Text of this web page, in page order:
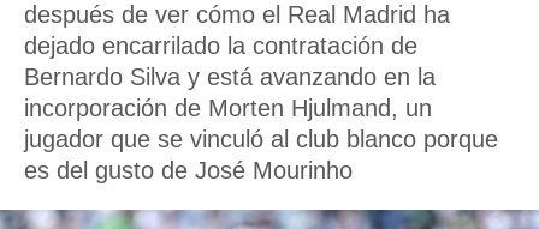
y
forma
digital
basada
después de ver cómo el Real Madrid ha
dejado encarrilado la contratación de
Bernardo Silva y está avanzando en la
incorporación de Morten Hjulmand, un
jugador que se vinculó al club blanco porque
es del gusto de José Mourinho